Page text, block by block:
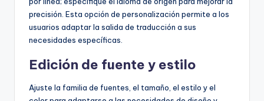
precisión. Esta opción de personalización permite a los
usuarios adaptar la salida de traducción a sus
necesidades específicas.
Edición de fuente y estilo
Ajuste la familia de fuentes, el tamaño, el estilo y el